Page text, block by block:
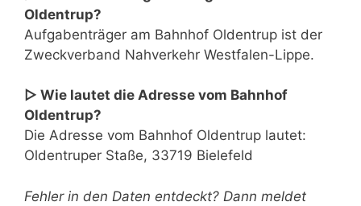
Oldentrup?
Aufgabenträger am Bahnhof Oldentrup ist der
Zweckverband Nahverkehr Westfalen-Lippe.
▷ Wie lautet die Adresse vom Bahnhof
Oldentrup?
Die Adresse vom Bahnhof Oldentrup lautet:
Oldentruper Staße, 33719 Bielefeld
Fehler in den Daten entdeckt? Dann meldet